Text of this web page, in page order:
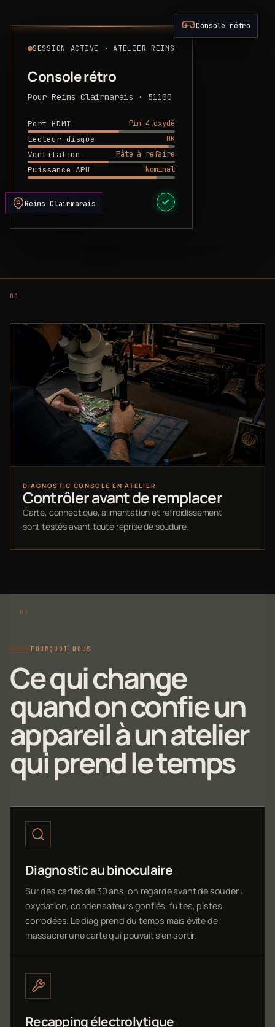
SESSION ACTIVE · ATELIER REIMS
Console rétro
Pour Reims Clairmarais · 51100
Port HDMI
Pin 4 oxydé
Lecteur disque
OK
Ventilation
Pâte à refaire
Puissance APU
Nominal
DEVIS PRÊT
Console rétro
Reims Clairmarais
DIAGNOSTIC CONSOLE EN ATELIER
Contrôler avant de remplacer
Carte, connectique, alimentation et refroidissement
sont testés avant toute reprise de soudure.
POURQUOI NOUS
Ce qui change
quand on confie un
appareil à un atelier
qui prend le temps
Diagnostic au binoculaire
Sur des cartes de 30 ans, on regarde avant de souder :
oxydation, condensateurs gonflés, fuites, pistes
corrodées. Le diag prend du temps mais évite de
massacrer une carte qui pouvait s'en sortir.
Recapping électrolytique